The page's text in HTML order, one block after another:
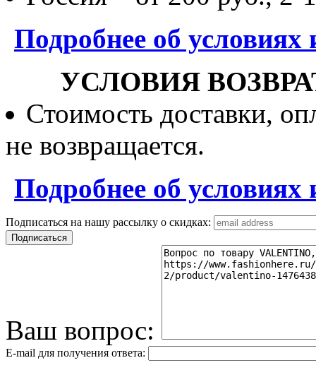
Подробнее об условиях
УСЛОВИЯ
Стоимость доставки,
не возвращается.
Подробнее об условиях
Подписаться на нашу рассылку о скидках:
Ваш вопрос:
E-mail для получения ответа: